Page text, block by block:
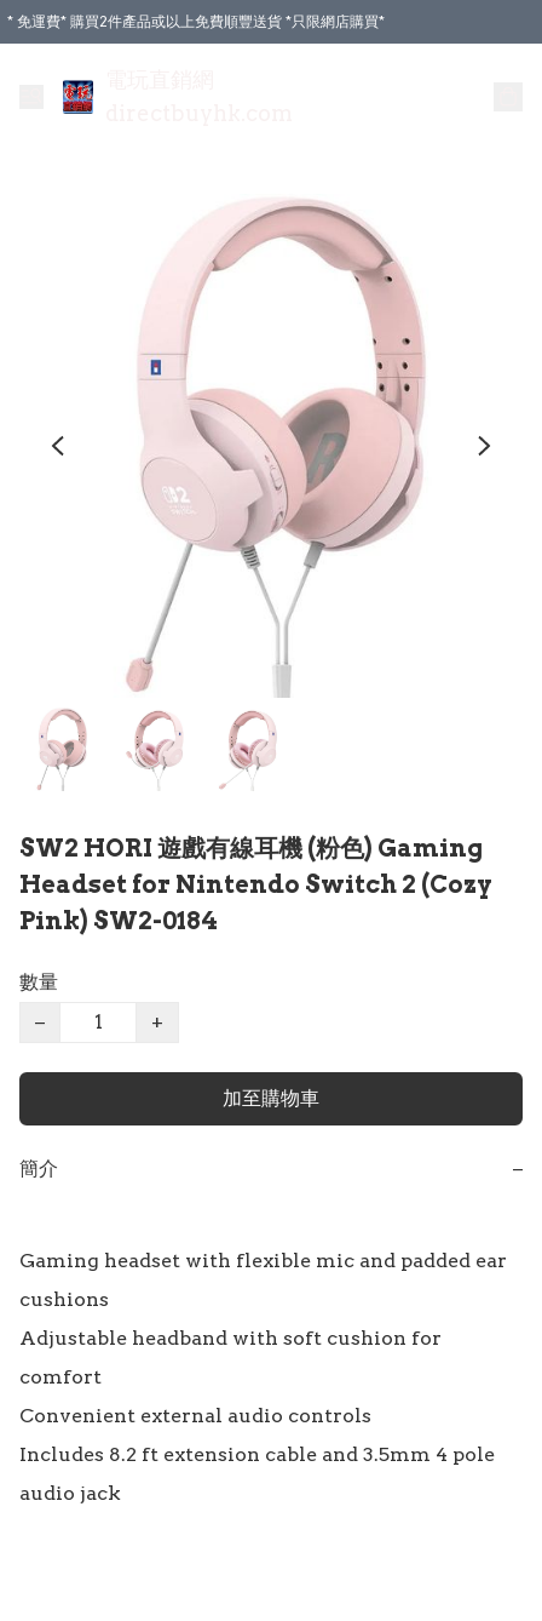
* 免運費* 購買2件產品或以上免費順豐送貨 *只限網店購買*
SW2 HORI 遊戲有線耳機 (粉色) Gaming
Headset for Nintendo Switch 2 (Cozy
Pink) SW2-0184
數量
−
+
加至購物車
簡介 −
Gaming headset with flexible mic and padded ear
cushions
Adjustable headband with soft cushion for
comfort
Convenient external audio controls
Includes 8.2 ft extension cable and 3.5mm 4 pole
audio jack